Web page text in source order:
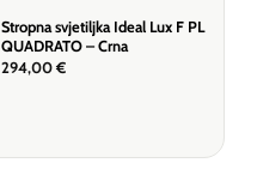
Stropna svjetiljka Ideal Lux F PL
QUADRATO – Crna
294,00 €